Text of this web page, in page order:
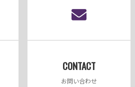
CONTACT
お問い合わせ